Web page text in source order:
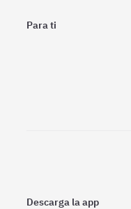
Para ti
Descarga la app